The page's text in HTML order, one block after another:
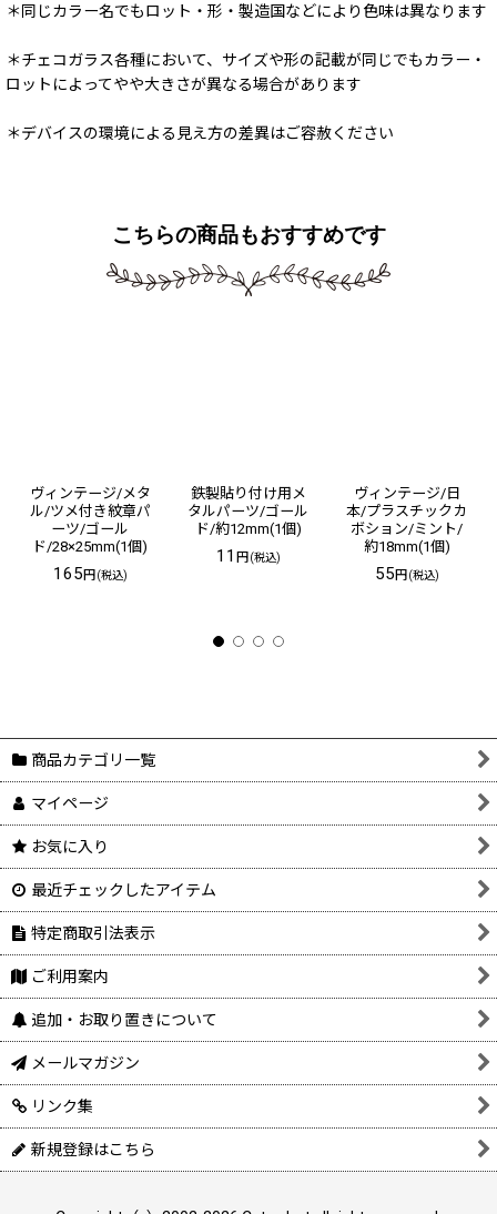
＊同じカラー名でもロット・形・製造国などにより色味は異なります
＊チェコガラス各種において、サイズや形の記載が同じでもカラー・
ロットによってやや大きさが異なる場合があります
＊デバイスの環境による見え方の差異はご容赦ください
こちらの商品もおすすめです
ヴィンテージ/メタ
ル/ツメ付き紋章パ
ーツ/ゴール
ド/28×25mm(1個)
165円(税込)
鉄製貼り付け用メ
タルパーツ/ゴール
ド/約12mm(1個)
11 円(税込)
ヴィンテージ/日
本/プラスチックカ
ボション/ミント/
約18mm(1個)
55円(税込)
商品カテゴリ一覧
マイページ
お気に入り
最近チェックしたアイテム
特定商取引法表示
ご利用案内
追加・お取り置きについて
メールマガジン
リンク集
新規登録はこちら